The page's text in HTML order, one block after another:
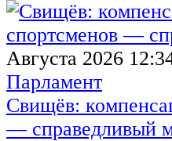
Августа 2026
Парламент
Свищёв:
— справедливый